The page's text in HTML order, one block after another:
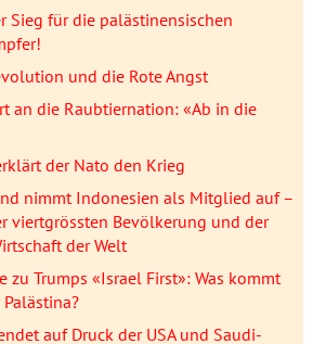
Sieg für die palästinensischen
und die Rote Angst
an die Raubtiernation: «Ab in die
der Nato den Krieg
nimmt Indonesien als Mitglied auf –
viertgrössten Bevölkerung und der
der Welt
zu Trumps «Israel First»: Was kommt
auf Druck der USA und Saudi-